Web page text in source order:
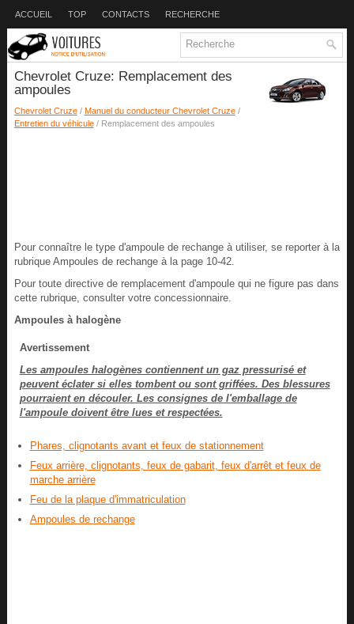
ACCUEIL TOP CONTACTS RECHERCHE
Chevrolet Cruze: Remplacement des
ampoules
Chevrolet Cruze/ Manuel du conducteur Chevrolet Cruze/
Entretien du véhicule/ Remplacement des ampoules
Pour connaître le type d'ampoule de rechange à utiliser, se reporter à la
rubrique Ampoules de rechange à la page 10-42.
Pour toute directive de remplacement d'ampoule qui ne figure pas dans
cette rubrique, consulter votre concessionnaire.
Ampoules à halogène
Avertissement
Les ampoules halogènes contiennent un gaz pressurisé et
peuvent éclater si elles tombent ou sont griffées. Des blessures
pourraient en découler. Les consignes de l'emballage de
l'ampoule doivent être lues et respectées.
Phares, clignotants avant et feux de stationnement
Feux arrière, clignotants, feux de gabarit, feux d'arrêt et feux de
marche arrière
Feu de la plaque d'immatriculation
Ampoules de rechange